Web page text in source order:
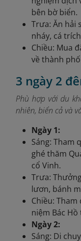
bên bờ biển.
Trưa: Ăn hải
nháy, cá
Chiều: Mua
về thành
3 ngày 2
Phù hợp với du
nhiên, biển cả và
Ngày 1:
Sáng: Tham
ghé thăm
cổ Vinh.
Trưa:
lươn, bánh
Chiều:
niệm Bác
Ngày 2:
Sáng: Di